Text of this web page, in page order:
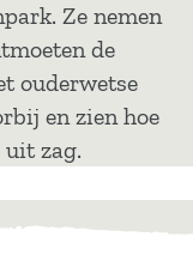
Ze nemen
de
ouderwetse
en zien hoe
uit zag.